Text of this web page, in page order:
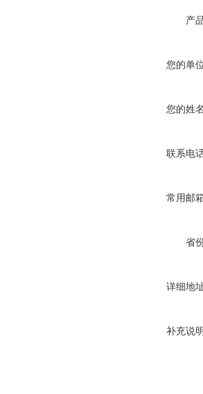
产
您的单
您的姓
联系电
常用邮
省
详细地
补充说